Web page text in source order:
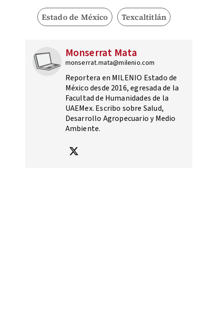
Estado de México Texcaltitlán
Monserrat Mata
monserrat.mata@milenio.com
Reportera en MILENIO Estado de
México desde 2016, egresada de la
Facultad de Humanidades de la
UAEMex. Escribo sobre Salud,
Desarrollo Agropecuario y Medio
Ambiente.